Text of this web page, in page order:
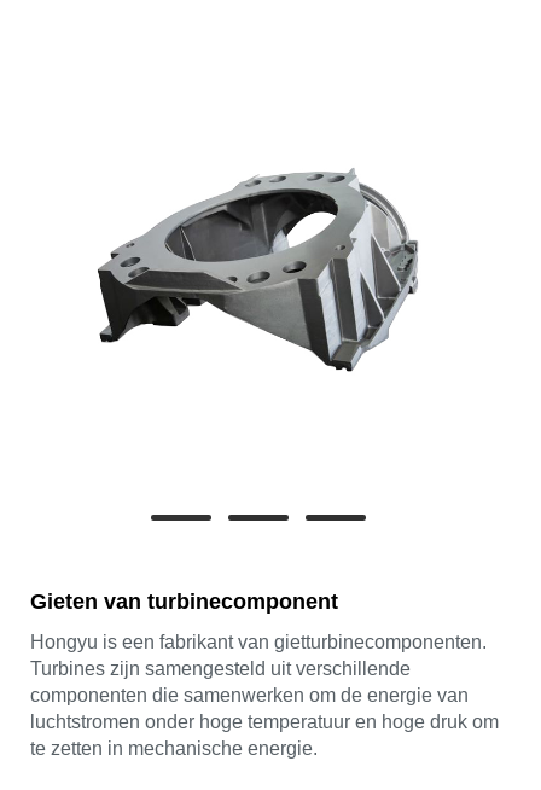
Gieten van turbinecomponent
Hongyu is een fabrikant van gietturbinecomponenten.
Turbines zijn samengesteld uit verschillende
componenten die samenwerken om de energie van
luchtstromen onder hoge temperatuur en hoge druk om
te zetten in mechanische energie.